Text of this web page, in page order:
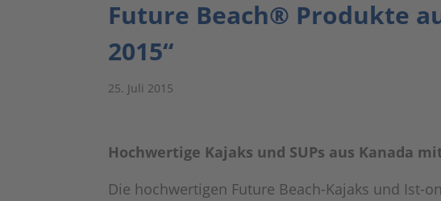
Future Beach® Produkte
2015“
25. Juli 2015
Hochwertige Kajaks und SUPs aus Kanada
Die hochwertigen Future Beach-Kajaks und Ist-